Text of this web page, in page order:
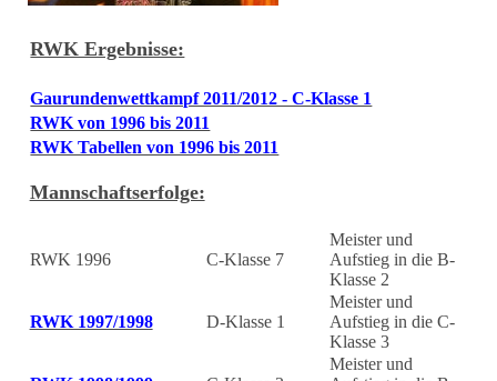
RWK Ergebnisse:
Gaurundenwettkampf 2011/2012 - C-Klasse 1
RWK von 1996 bis 2011
RWK Tabellen von 1996 bis 2011
Mannschaftserfolge:
RWK 1996 C-Klasse 7
Meister und
Aufstieg in die B-
Klasse 2
RWK 1997/1998 D-Klasse 1
Meister und
Aufstieg in die C-
Klasse 3
Meister und